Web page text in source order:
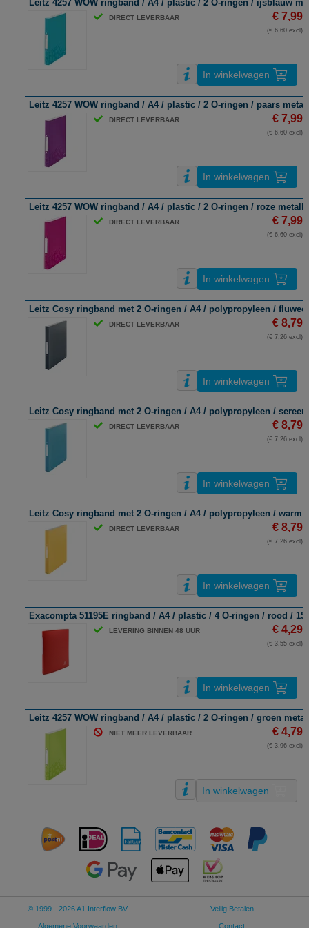
Leitz 4257 WOW ringband / A4 / plastic / 2 O-ringen / ijsblauw
DIRECT LEVERBAAR € 7,99
(€ 6,60 excl)
In winkelwagen
Leitz 4257 WOW ringband / A4 / plastic / 2 O-ringen / paars
DIRECT LEVERBAAR € 7,99
(€ 6,60 excl)
In winkelwagen
Leitz 4257 WOW ringband / A4 / plastic / 2 O-ringen / roze
DIRECT LEVERBAAR € 7,99
(€ 6,60 excl)
In winkelwagen
Leitz Cosy ringband met 2 O-ringen / A4 / polypropyleen /
DIRECT LEVERBAAR € 8,79
(€ 7,26 excl)
In winkelwagen
Leitz Cosy ringband met 2 O-ringen / A4 / polypropyleen /
DIRECT LEVERBAAR € 8,79
(€ 7,26 excl)
In winkelwagen
Leitz Cosy ringband met 2 O-ringen / A4 / polypropyleen / warm
DIRECT LEVERBAAR € 8,79
(€ 7,26 excl)
In winkelwagen
Exacompta 51195E ringband / A4 / plastic / 4 O-ringen / rood / 15
LEVERING BINNEN 48 UUR € 4,29
(€ 3,55 excl)
In winkelwagen
Leitz 4257 WOW ringband / A4 / plastic / 2 O-ringen / groen
NIET MEER LEVERBAAR € 4,79
(€ 3,96 excl)
In winkelwagen
© 1999 - 2026 A1 Interflow BV
Algemene Voorwaarden
Veilig Betalen
Contact